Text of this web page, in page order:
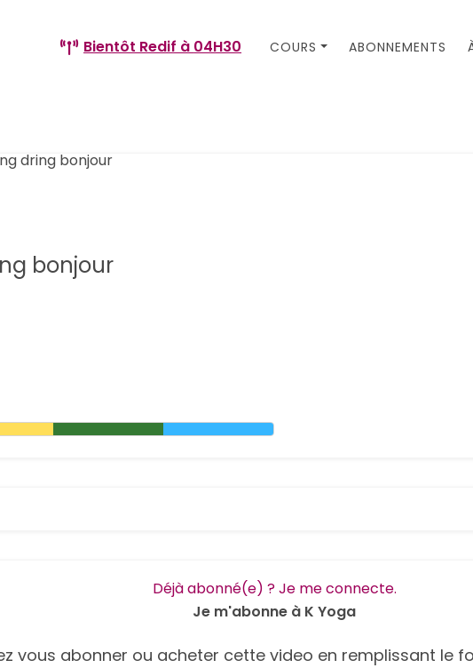
Bientôt Redif à 04H30 COURS ABONNEMENTS
bonjour
Déjà abonné(e) ? Je me connecte.
Je m'abonne à K Yoga
vous abonner ou acheter cette video en remplissant le